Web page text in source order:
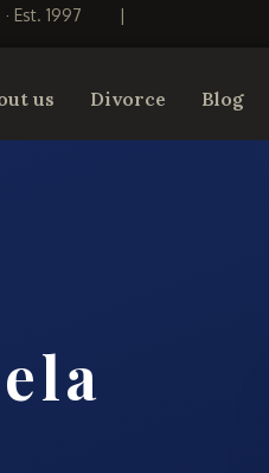
· Est. 1997 |
us Divorce Blog